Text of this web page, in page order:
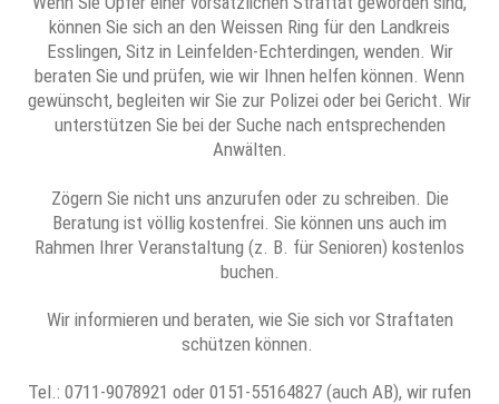
können Sie sich an den Weissen Ring für den Landkreis
Esslingen, Sitz in Leinfelden-Echterdingen, wenden. Wir
beraten Sie und prüfen, wie wir Ihnen helfen können. Wenn
gewünscht, begleiten wir Sie zur Polizei oder bei Gericht. Wir
unterstützen Sie bei der Suche nach entsprechenden
Anwälten.
Zögern Sie nicht uns anzurufen oder zu schreiben. Die
Beratung ist völlig kostenfrei. Sie können uns auch im
Rahmen Ihrer Veranstaltung (z. B. für Senioren) kostenlos
buchen.
Wir informieren und beraten, wie Sie sich vor Straftaten
schützen können.
Tel.: 0711-9078921 oder 0151-55164827 (auch AB), wir rufen